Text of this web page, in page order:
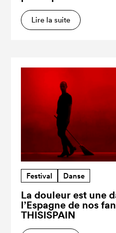
Lire la suite
Festival Danse
La douleur est une
l’Espagne de nos
THISISPAIN